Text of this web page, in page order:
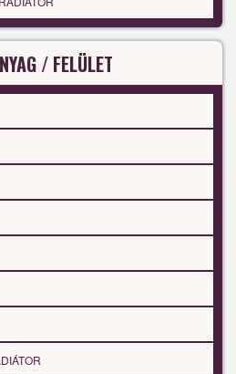
/ FELÜLET